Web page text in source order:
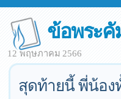
ข้อพระคั
12 พฤษภาคม 2566
สุดท้ายนี้ พี่น้อง